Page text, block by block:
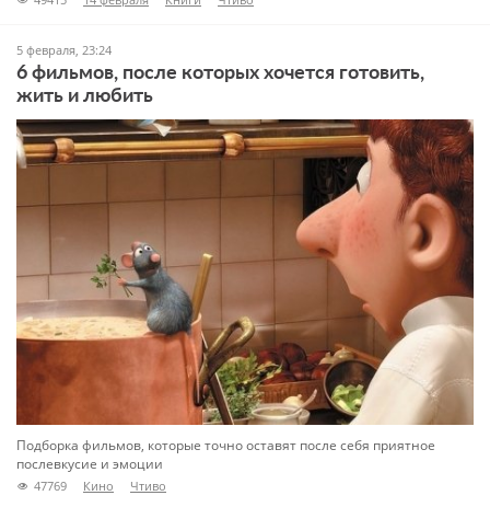
5 февраля, 23:24
6 фильмов, после которых хочется готовить,
жить и любить
Подборка фильмов, которые точно оставят после себя приятное
послевкусие и эмоции
47769 Кино Чтиво